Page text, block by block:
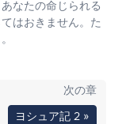
なたの命じられる
はおきません。た
次の章
ヨシュア記 2 »